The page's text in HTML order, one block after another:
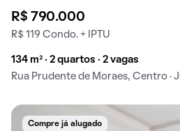
R$ 790.000
R$ 119 Condo. + IPTU
134 m² · 2 quartos · 2 vagas
Rua Prudente de Moraes, Centro ·
Compre já alugado